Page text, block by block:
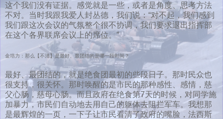
这个我们没有证据。感觉就是一些，或者是角度、思考方法
不对。当时我跟我爱人封丛德，我们说：“对不起，我们感到
我们跟这次会议的气氛整个很不协调，我们要求退出指挥部
在这个各界联席会议上的席位。”
金培力：那么【不清】是最好、最团结的是哪一段时间？
最好、最团结的，就是绝食团最初的些段日子。那时民众也
很支持，很关怀。那时唤醒的是市民的那种感性、感情，慈
父心肠，慈母心肠。而且政府在绝食第7天的时候，对同学施
加暴力，市民们自动地去用自己的躯体去阻拦军车。我想那
是最辉煌的一页，一下子让市民看清了政府的嘴脸，法西斯